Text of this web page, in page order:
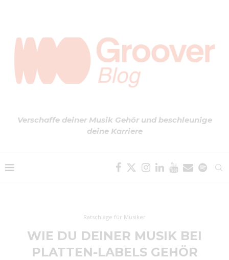
Verschaffe deiner Musik Gehör und beschleunige
deine Karriere
Ratschläge für Musiker
WIE DU DEINER MUSIK BEI
PLATTEN-LABELS GEHÖR